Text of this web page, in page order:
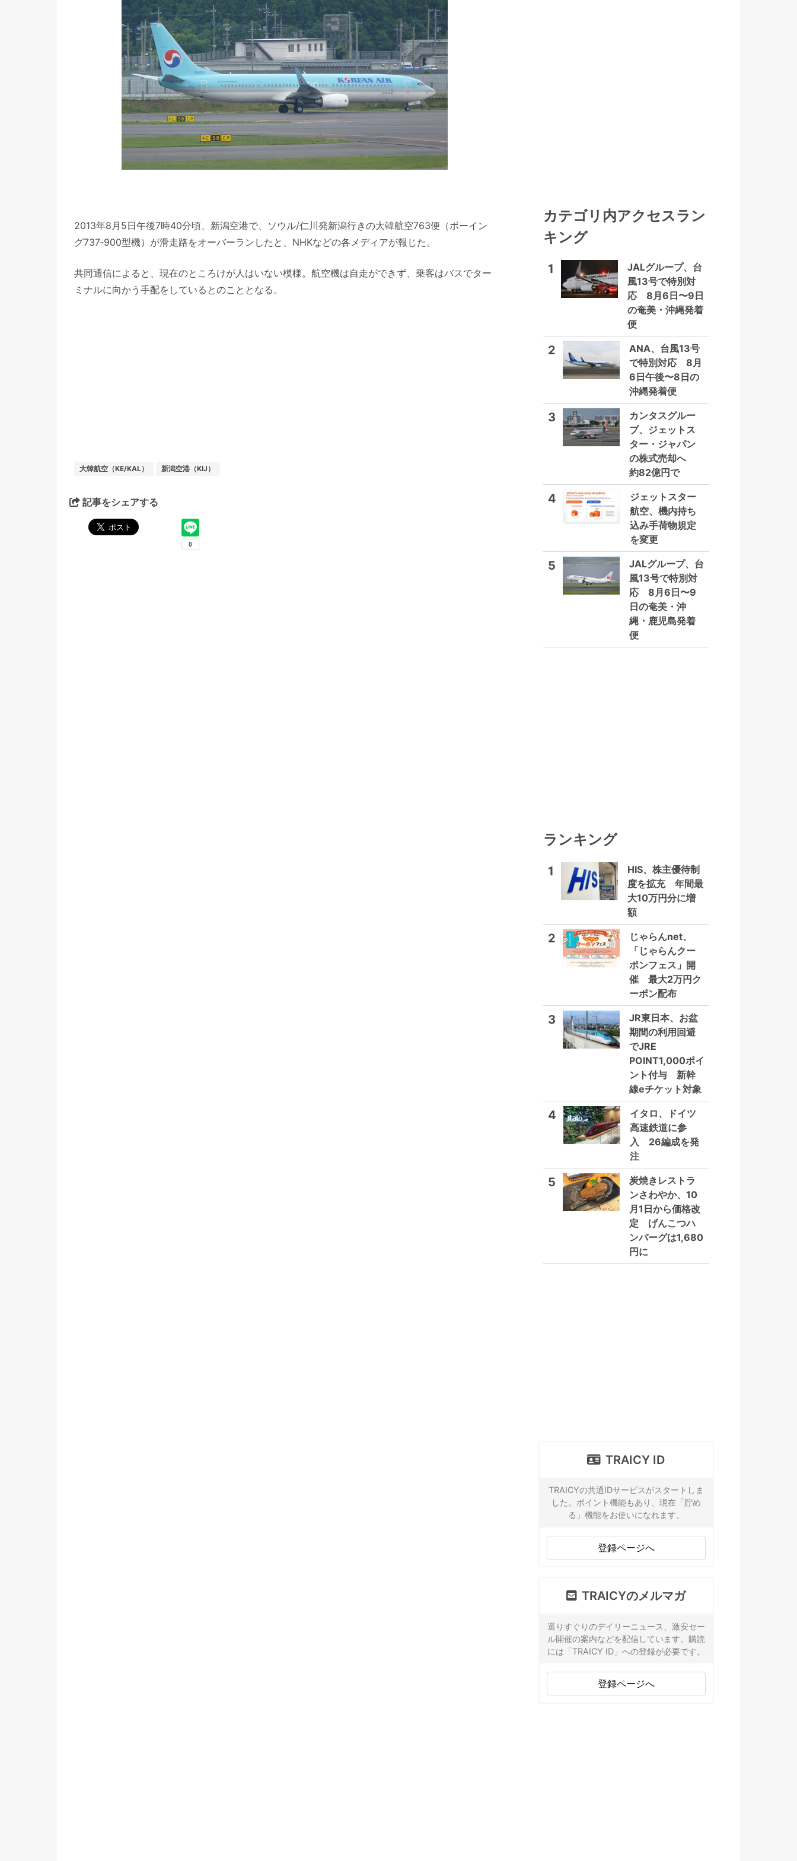
2013年8月5日午後7時40分頃、新潟空港で、ソウル/仁川発新潟行きの大韓航空763便（ボーイン
グ737‐900型機）が滑走路をオーバーランしたと、NHKなどの各メディアが報じた。
共同通信によると、現在のところけが人はいない模様。航空機は自走ができず、乗客はバスでター
ミナルに向かう手配をしているとのこととなる。
大韓航空（KE/KAL） 新潟空港（KIJ）
記事をシェアする
カテゴリ内アクセスラン
キング
1
JALグループ、台
風13号で特別対
応 8月6日〜9日
の奄美・沖縄発着
便
2
ANA、台風13号
で特別対応 8月
6日午後〜8日の
沖縄発着便
3
カンタスグルー
プ、ジェットス
ター・ジャパン
の株式売却へ
約82億円で
4
ジェットスター
航空、機内持ち
込み手荷物規定
を変更
5
JALグループ、台
風13号で特別対
応 8月6日〜9
日の奄美・沖
縄・鹿児島発着
便
ランキング
1
HIS、株主優待制
度を拡充 年間最
大10万円分に増
額
2
じゃらんnet、
「じゃらんクー
ポンフェス」開
催 最大2万円ク
ーポン配布
3
JR東日本、お盆
期間の利用回避
でJRE
POINT1,000ポイ
ント付与 新幹
線eチケット対象
4
イタロ、ドイツ
高速鉄道に参
入 26編成を発
注
5
炭焼きレストラ
ンさわやか、10
月1日から価格改
定 げんこつハ
ンバーグは1,680
円に
TRAICY ID
TRAICYの共通IDサービスがスタートしま
した。ポイント機能もあり、現在「貯め
る」機能をお使いになれます。
登録ページへ
TRAICYのメルマガ
選りすぐりのデイリーニュース、激安セー
ル開催の案内などを配信しています。購読
には「TRAICY ID」への登録が必要です。
登録ページへ